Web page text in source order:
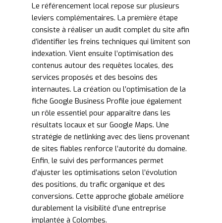
Le référencement local repose sur plusieurs
leviers complémentaires. La première étape
consiste à réaliser un audit complet du site afin
d’identifier les freins techniques qui limitent son
indexation. Vient ensuite l’optimisation des
contenus autour des requêtes locales, des
services proposés et des besoins des
internautes. La création ou l’optimisation de la
fiche Google Business Profile joue également
un rôle essentiel pour apparaître dans les
résultats locaux et sur Google Maps. Une
stratégie de netlinking avec des liens provenant
de sites fiables renforce l’autorité du domaine.
Enfin, le suivi des performances permet
d’ajuster les optimisations selon l’évolution
des positions, du trafic organique et des
conversions. Cette approche globale améliore
durablement la visibilité d’une entreprise
implantée à Colombes.